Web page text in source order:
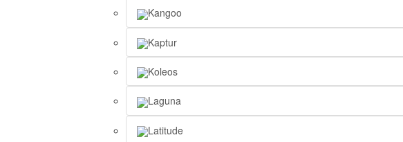
Kangoo
Kaptur
Koleos
Laguna
Latitude